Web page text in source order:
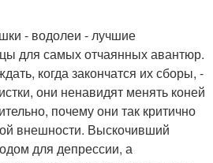
- водолеи - лучшие
для самых отчаянных авантюр.
когда закончатся их сборы, -
они ненавидят менять коней
почему они так критично
внешности. Выскочивший
для депрессии, а